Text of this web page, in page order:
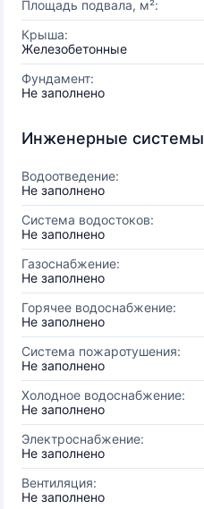
Площадь подвала, м²:
Крыша:
Железобетонные
Фундамент:
Не заполнено
Инженерные системы
Водоотведение:
Не заполнено
Система водостоков:
Не заполнено
Газоснабжение:
Не заполнено
Горячее водоснабжение:
Не заполнено
Система пожаротушения:
Не заполнено
Холодное водоснабжение:
Не заполнено
Электроснабжение:
Не заполнено
Вентиляция:
Не заполнено